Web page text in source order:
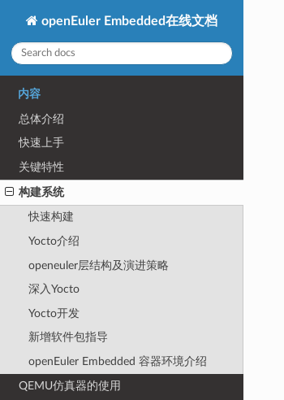
openEuler Embedded在线文档
内容
总体介绍
快速上手
关键特性
构建系统
快速构建
Yocto介绍
openeuler层结构及演进策略
深入Yocto
Yocto开发
新增软件包指导
openEuler Embedded 容器环境介绍
QEMU仿真器的使用